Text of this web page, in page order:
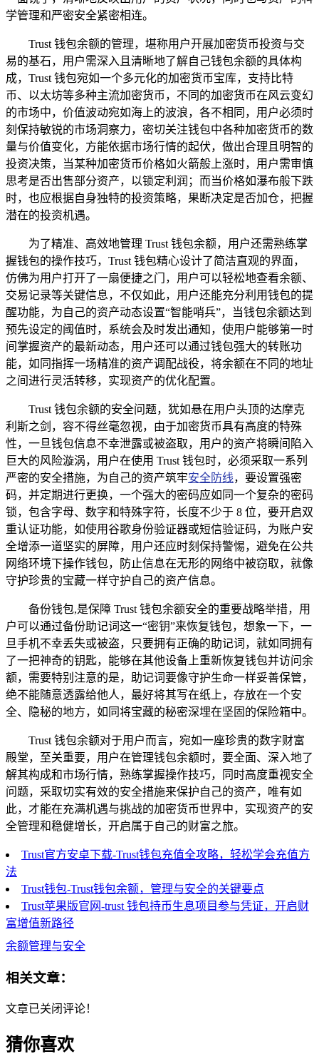
学管理和严密安全紧密相连。
Trust 钱包余额的管理，堪称用户开展加密货币投资与交
易的基石，用户需深入且清晰地了解自己钱包余额的具体构
成，Trust 钱包宛如一个多元化的加密货币宝库，支持比特
币、以太坊等多种主流加密货币，不同的加密货币在风云变幻
的市场中，价值波动宛如海上的波浪，各不相同，用户必须时
刻保持敏锐的市场洞察力，密切关注钱包中各种加密货币的数
量与价值变化，方能依据市场行情的起伏，做出合理且明智的
投资决策，当某种加密货币价格如火箭般上涨时，用户需审慎
思考是否出售部分资产，以锁定利润；而当价格如瀑布般下跌
时，也应根据自身独特的投资策略，果断决定是否加仓，把握
潜在的投资机遇。
为了精准、高效地管理 Trust 钱包余额，用户还需熟练掌
握钱包的操作技巧，Trust 钱包精心设计了简洁直观的界面，
仿佛为用户打开了一扇便捷之门，用户可以轻松地查看余额、
交易记录等关键信息，不仅如此，用户还能充分利用钱包的提
醒功能，为自己的资产动态设置“智能哨兵”，当钱包余额达到
预先设定的阈值时，系统会及时发出通知，使用户能够第一时
间掌握资产的最新动态，用户还可以通过钱包强大的转账功
能，如同指挥一场精准的资产调配战役，将余额在不同的地址
之间进行灵活转移，实现资产的优化配置。
Trust 钱包余额的安全问题，犹如悬在用户头顶的达摩克
利斯之剑，容不得丝毫忽视，由于加密货币具有高度的特殊
性，一旦钱包信息不幸泄露或被盗取，用户的资产将瞬间陷入
巨大的风险漩涡，用户在使用 Trust 钱包时，必须采取一系列
严密的安全措施，为自己的资产筑牢安全防线，要设置强密
码，并定期进行更换，一个强大的密码应如同一个复杂的密码
锁，包含字母、数字和特殊字符，长度不少于 8 位，要开启双
重认证功能，如使用谷歌身份验证器或短信验证码，为账户安
全增添一道坚实的屏障，用户还应时刻保持警惕，避免在公共
网络环境下操作钱包，防止信息在无形的网络中被窃取，就像
守护珍贵的宝藏一样守护自己的资产信息。
备份钱包,是保障 Trust 钱包余额安全的重要战略举措，用
户可以通过备份助记词这一“密钥”来恢复钱包，想象一下，一
旦手机不幸丢失或被盗，只要拥有正确的助记词，就如同拥有
了一把神奇的钥匙，能够在其他设备上重新恢复钱包并访问余
额，需要特别注意的是，助记词要像守护生命一样妥善保管，
绝不能随意透露给他人，最好将其写在纸上，存放在一个安
全、隐秘的地方，如同将宝藏的秘密深埋在坚固的保险箱中。
Trust 钱包余额对于用户而言，宛如一座珍贵的数字财富
殿堂，至关重要，用户在管理钱包余额时，要全面、深入地了
解其构成和市场行情，熟练掌握操作技巧，同时高度重视安全
问题，采取切实有效的安全措施来保护自己的资产，唯有如
此，才能在充满机遇与挑战的加密货币世界中，实现资产的安
全管理和稳健增长，开启属于自己的财富之旅。
Trust官方安卓下载-Trust钱包充值全攻略，轻松学会充值方
法
Trust钱包-Trust钱包余额，管理与安全的关键要点
Trust苹果版官网-trust 钱包持币生息项目参与凭证，开启财
富增值新路径
余额管理与安全
相关文章：
文章已关闭评论！
猜你喜欢